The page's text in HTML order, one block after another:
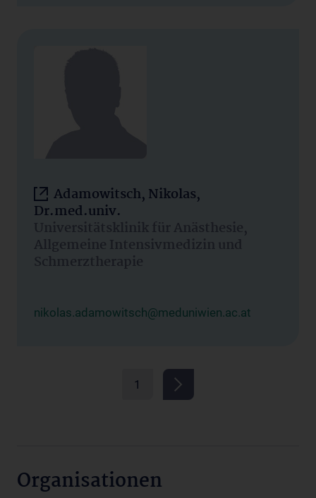
Adamowitsch, Nikolas,
Dr.med.univ.
Universitätsklinik für Anästhesie,
Allgemeine Intensivmedizin und
Schmerztherapie
nikolas.adamowitsch@meduniwien.ac.at
1
Organisationen